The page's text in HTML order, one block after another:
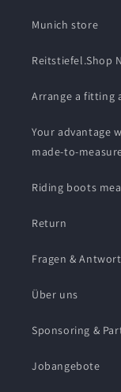
Munich store
Reitstiefel.Shop
Arrange a fitting
Your advantage
made-to-
Riding boots
Return
Fragen &
Über uns
Sponsoring &
Jobangebote